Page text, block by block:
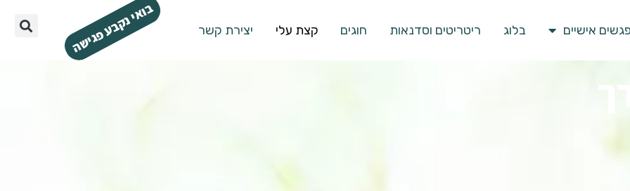
אישיים בלוג ריטריטים וסדנאות חוגים קצת עלי יצירת קשר בואי נקבע פגישה